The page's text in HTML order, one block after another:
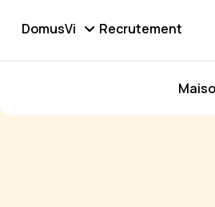
DomusVi Recrutement